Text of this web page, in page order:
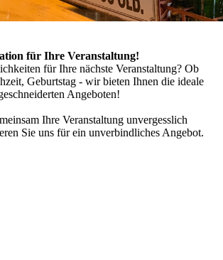
für Ihre Veranstaltung!
für Ihre nächste Veranstaltung? Ob
Geburtstag - wir bieten Ihnen die ideale
Angeboten!
Ihre Veranstaltung unvergesslich
Sie uns für ein unverbindliches Angebot.